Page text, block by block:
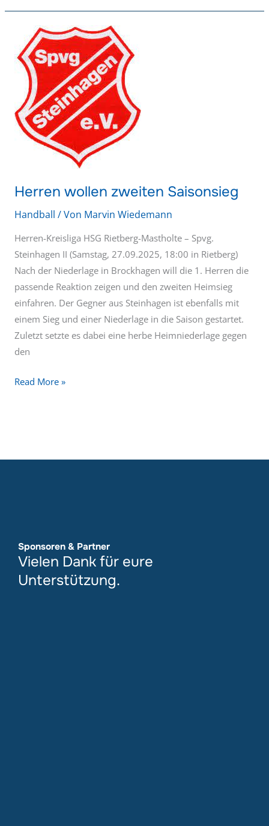
Herren wollen zweiten Saisonsieg
Handball / Von Marvin Wiedemann
Herren-Kreisliga HSG Rietberg-Mastholte – Spvg.
Steinhagen II (Samstag, 27.09.2025, 18:00 in Rietberg)
Nach der Niederlage in Brockhagen will die 1. Herren die
passende Reaktion zeigen und den zweiten Heimsieg
einfahren. Der Gegner aus Steinhagen ist ebenfalls mit
einem Sieg und einer Niederlage in die Saison gestartet.
Zuletzt setzte es dabei eine herbe Heimniederlage gegen
den
Herren
wollen
zweiten
Saisonsieg
Read More »
Sponsoren & Partner
Vielen Dank für eure
Unterstützung.